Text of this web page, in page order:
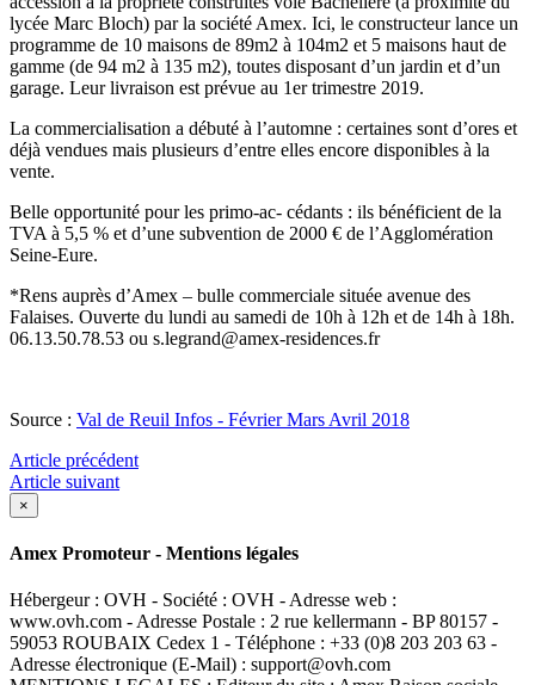
lycée Marc Bloch) par la société Amex. Ici, le constructeur lance un
programme de 10 maisons de 89m2 à 104m2 et 5 maisons haut de
gamme (de 94 m2 à 135 m2), toutes disposant d’un jardin et d’un
garage. Leur livraison est prévue au 1er trimestre 2019.
La commercialisation a débuté à l’automne : certaines sont d’ores et
déjà vendues mais plusieurs d’entre elles encore disponibles à la
vente.
Belle opportunité pour les primo-ac- cédants : ils bénéficient de la
TVA à 5,5 % et d’une subvention de 2000 € de l’Agglomération
Seine-Eure.
*Rens auprès d’Amex – bulle commerciale située avenue des
Falaises. Ouverte du lundi au samedi de 10h à 12h et de 14h à 18h.
06.13.50.78.53 ou s.legrand@amex-residences.fr
Source : Val de Reuil Infos - Février Mars Avril 2018
Article précédent
Article suivant
×
Amex Promoteur - Mentions légales
Hébergeur : OVH - Société : OVH - Adresse web :
www.ovh.com - Adresse Postale : 2 rue kellermann - BP 80157 -
59053 ROUBAIX Cedex 1 - Téléphone : +33 (0)8 203 203 63 -
Adresse électronique (E-Mail) : support@ovh.com